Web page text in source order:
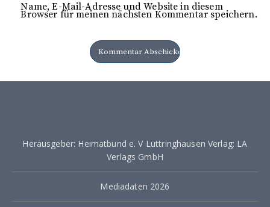
Name, E-Mail-Adresse und Website in diesem
Browser für meinen nächsten Kommentar speichern.
Herausgeber: Heimatbund e. V Lüttringhausen Verlag: LA
Verlags GmbH
Mediadaten 2026